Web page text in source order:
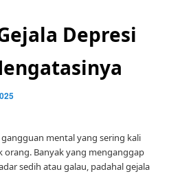
Depresi
mental yang sering kali
orang. Banyak yang menganggap
sedih atau galau, padahal gejala